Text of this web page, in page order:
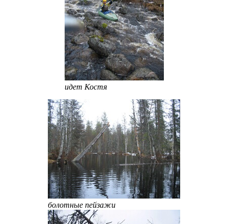
идет Костя
болотные пейзажи